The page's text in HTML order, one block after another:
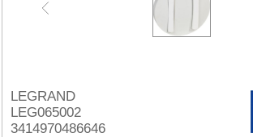
LEGRAND
LEG065002
3414970486646